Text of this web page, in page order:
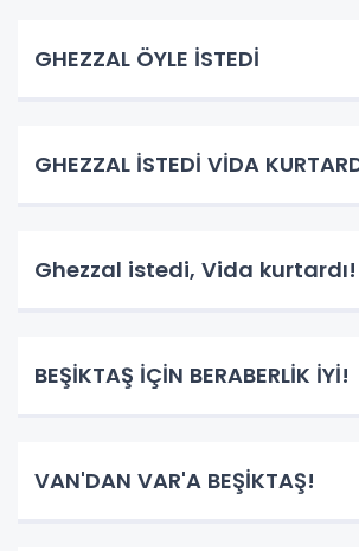
GHEZZAL ÖYLE İSTEDİ
GHEZZAL İSTEDİ VİDA
Ghezzal istedi, Vida kurtardı!
BEŞİKTAŞ İÇİN BERABERLİK İYİ!
VAN'DAN VAR'A BEŞİKTAŞ!